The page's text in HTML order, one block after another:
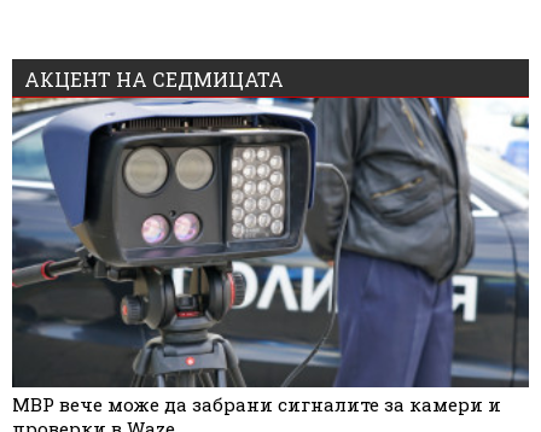
АКЦЕНТ НА СЕДМИЦАТА
МВР вече може да забрани сигналите за камери и